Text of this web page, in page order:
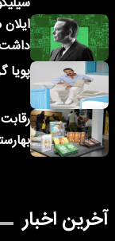
پویا
آخرین اخبار